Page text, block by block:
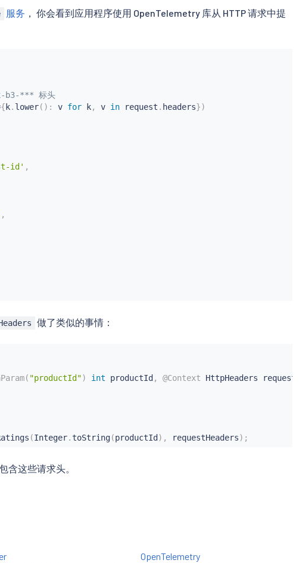
服务 ， 你会看到应用程序使用 OpenTelemetry 库从 HTTP 请求中提
b3-*** 标头
{ k. lower( ) : v for k, v in request . headers})
id' ,
,
)
做了类似的事情：
( "productId") int productId, @Context HttpHeaders
(Integer.toString(productId) , requestHeaders) ;
含这些请求头。
OpenTelemetry